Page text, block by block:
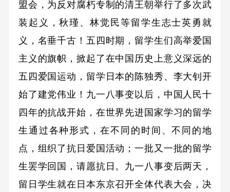
盟会，为反对腐朽专制的清王朝举行了多次武
装起义，秋瑾、林觉民等留学生志士英勇就
义，名垂千古！五四时期，留学生们高举爱国
主义的旗帜，掀起了在中国历史上意义深远的
五四爱国运动，留学日本的陈独秀、李大钊开
始了建党伟业！九一八事变以后，中国人民十
四年的抗战开始，在世界先进国家学习的留学
生通过各种形式，在不同的时间、不同的地
点，组织了抗日爱国活动；一批又一批的留学
生罢学回国，请愿抗日。九一八事变后两天，
留日学生就在日本东京召开全体代表大会，决